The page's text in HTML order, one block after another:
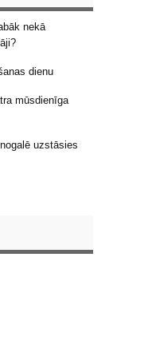
nekā
dienu
mūsdienīga
uzstāsies